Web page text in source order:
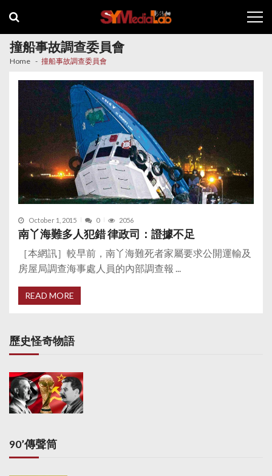
navigation
content
撞船事故調查委員會
Home 撞船事故調查委員會
October 1, 2015 0 2056
南丫海難多人犯錯 律政司：證據不足
［本網訊］較早前，南丫海難死者家屬要求公開運輸及
房屋局調查海事處人員的內部調查報 ...
READ MORE
歷史怪奇物語
90’傳聲筒